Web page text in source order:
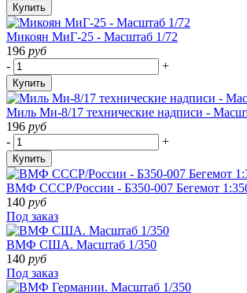
Купить
Микоян МиГ-25 - Масштаб 1/72
196 руб
-
+
Купить
Миль Ми-8/17 технические надписи -
196 руб
-
+
Купить
ВМФ СССР/России - Б350-007 Бегемот
140 руб
Под заказ
ВМФ США. Масштаб 1/350
140 руб
Под заказ